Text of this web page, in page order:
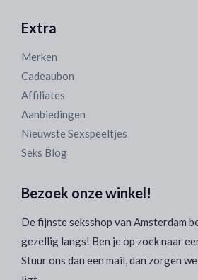
Extra
Merken
Cadeaubon
Affiliates
Aanbiedingen
Nieuwste Sexspeeltjes
Seks Blog
Bezoek onze winkel!
De fijnste seksshop van Amsterdam
gezellig langs! Ben je op zoek naar
Stuur ons dan een mail, dan zorgen